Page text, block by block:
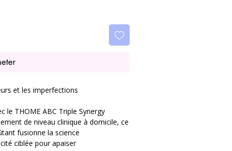
et les imperfections
le THOME ABC Triple Synergy
de niveau clinique à domicile, ce
fusionne la science
ciblée pour apaiser